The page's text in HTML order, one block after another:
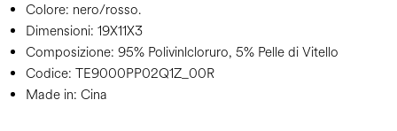
Colore: nero/rosso.
Dimensioni: 19X11X3
Composizione: 95% Polivinlcloruro, 5% Pelle di Vitello
Codice: TE9000PP02Q1Z_00R
Made in: Cina